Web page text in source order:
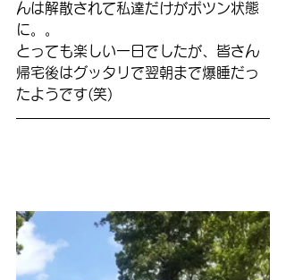
んは解散されて私達だけがポツン状態
に。。
とっても楽しい一日でしたが、皆さん
帰宅後はグッタリで翌朝まで爆睡だっ
たようです(笑)